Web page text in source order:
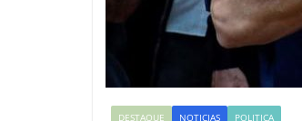
DESTAQUE NOTICIAS POLITICA